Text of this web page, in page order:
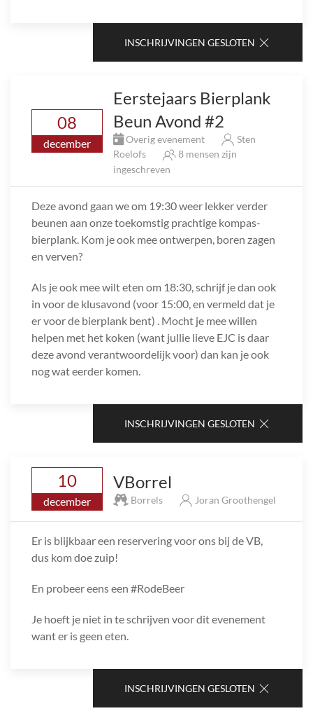
INSCHRIJVINGEN GESLOTEN
08
december
Eerstejaars Bierplank
Beun Avond #2
Overig evenement
Sten
Roelofs
8 mensen zijn
ingeschreven
Deze avond gaan we om 19:30 weer lekker verder
beunen aan onze toekomstig prachtige kompas-
bierplank. Kom je ook mee ontwerpen, boren zagen
en verven?
Als je ook mee wilt eten om 18:30, schrijf je dan ook
in voor de klusavond (voor 15:00, en vermeld dat je
er voor de bierplank bent) . Mocht je mee willen
helpen met het koken (want jullie lieve EJC is daar
deze avond verantwoordelijk voor) dan kan je ook
nog wat eerder komen.
INSCHRIJVINGEN GESLOTEN
10
december
VBorrel
Borrels Joran Groothengel
Er is blijkbaar een reservering voor ons bij de VB,
dus kom doe zuip!
En probeer eens een #RodeBeer
Je hoeft je niet in te schrijven voor dit evenement
want er is geen eten.
INSCHRIJVINGEN GESLOTEN